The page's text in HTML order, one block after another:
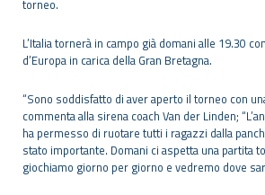
torneo.
L’Italia tornerà in campo già domani alle 19.30
d’Europa in carica della Gran Bretagna.
“Sono soddisfatto di aver aperto il torneo con
commenta alla sirena coach Van der Linden;
ha permesso di ruotare tutti i ragazzi dalla
stato importante. Domani ci aspetta una partita
giochiamo giorno per giorno e vedremo dove